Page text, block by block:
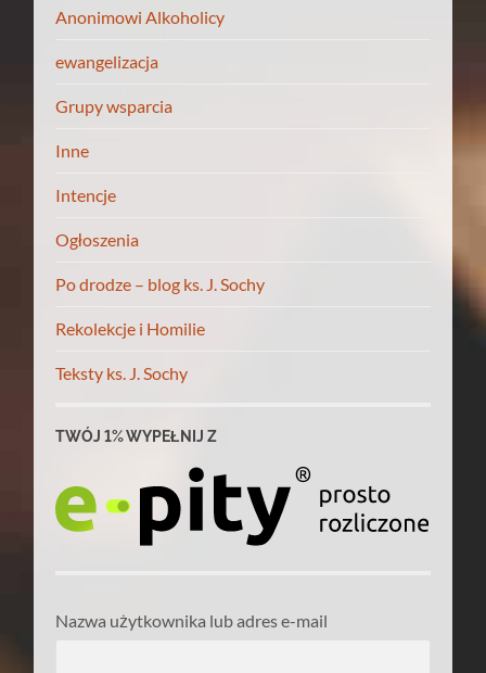
Anonimowi Alkoholicy
ewangelizacja
Grupy wsparcia
Inne
Intencje
Ogłoszenia
Po drodze – blog ks. J. Sochy
Rekolekcje i Homilie
Teksty ks. J. Sochy
TWÓJ 1% WYPEŁNIJ Z
Nazwa użytkownika lub adres e-mail